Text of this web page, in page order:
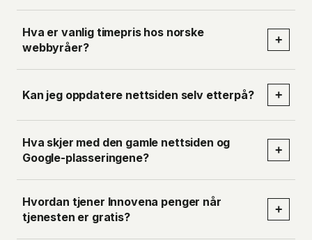
Hva er vanlig timepris hos norske
webbyråer?
+
Kan jeg oppdatere nettsiden selv etterpå? +
Hva skjer med den gamle nettsiden og
Google-plasseringene?
+
Hvordan tjener Innovena penger når
tjenesten er gratis?
+